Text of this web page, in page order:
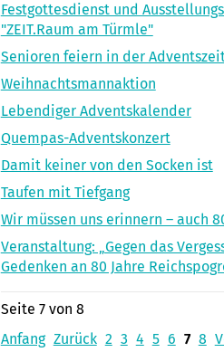
Festgottesdienst und
"ZEIT.Raum am Türmle"
Senioren feiern in der
Weihnachtsmannaktion
Lebendiger Adventskalender
Quempas-Adventskonzert
Damit keiner von den Socken ist
Taufen mit Tiefgang
Wir müssen uns erinnern – auch
Veranstaltung: „Gegen das
Gedenken an 80 Jahre
Seite 7 von 8
Anfang Zurück 2 3 4 5 6 7 8